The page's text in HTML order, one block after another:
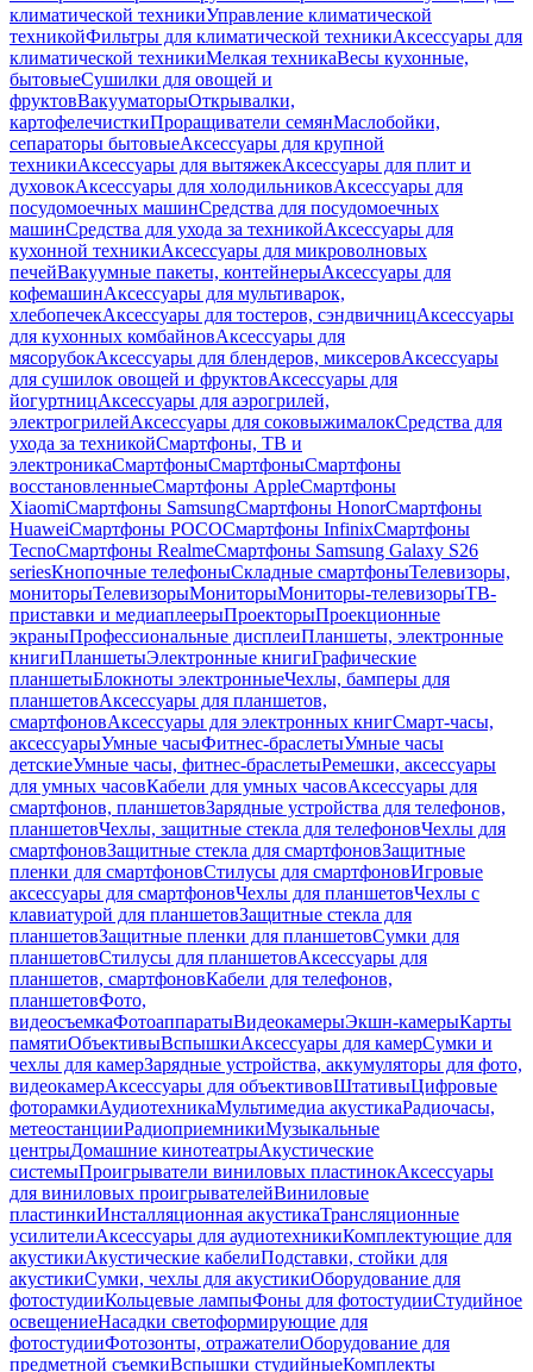
климатической техникиУправление климатической
техникойФильтры для климатической техникиАксессуары для
климатической техникиМелкая техникаВесы кухонные,
бытовыеСушилки для овощей и
фруктовВакууматорыОткрывалки,
картофелечисткиПроращиватели семянМаслобойки,
сепараторы бытовыеАксессуары для крупной
техникиАксессуары для вытяжекАксессуары для плит и
духовокАксессуары для холодильниковАксессуары для
посудомоечных машинСредства для посудомоечных
машинСредства для ухода за техникойАксессуары для
кухонной техникиАксессуары для микроволновых
печейВакуумные пакеты, контейнерыАксессуары для
кофемашинАксессуары для мультиварок,
хлебопечекАксессуары для тостеров, сэндвичницАксессуары
для кухонных комбайновАксессуары для
мясорубокАксессуары для блендеров, миксеровАксессуары
для сушилок овощей и фруктовАксессуары для
йогуртницАксессуары для аэрогрилей,
электрогрилейАксессуары для соковыжималокСредства для
ухода за техникойСмартфоны, ТВ и
электроникаСмартфоныСмартфоныСмартфоны
восстановленныеСмартфоны AppleСмартфоны
XiaomiСмартфоны SamsungСмартфоны HonorСмартфоны
HuaweiСмартфоны POCOСмартфоны InfinixСмартфоны
TecnoСмартфоны RealmeСмартфоны Samsung Galaxy S26
seriesКнопочные телефоныСкладные смартфоныТелевизоры,
мониторыТелевизорыМониторыМониторы-телевизорыТВ-
приставки и медиаплеерыПроекторыПроекционные
экраныПрофессиональные дисплеиПланшеты, электронные
книгиПланшетыЭлектронные книгиГрафические
планшетыБлокноты электронныеЧехлы, бамперы для
планшетовАксессуары для планшетов,
смартфоновАксессуары для электронных книгСмарт-часы,
аксессуарыУмные часыФитнес-браслетыУмные часы
детскиеУмные часы, фитнес-браслетыРемешки, аксессуары
для умных часовКабели для умных часовАксессуары для
смартфонов, планшетовЗарядные устройства для телефонов,
планшетовЧехлы, защитные стекла для телефоновЧехлы для
смартфоновЗащитные стекла для смартфоновЗащитные
пленки для смартфоновСтилусы для смартфоновИгровые
аксессуары для смартфоновЧехлы для планшетовЧехлы с
клавиатурой для планшетовЗащитные стекла для
планшетовЗащитные пленки для планшетовСумки для
планшетовСтилусы для планшетовАксессуары для
планшетов, смартфоновКабели для телефонов,
планшетовФото,
видеосъемкаФотоаппаратыВидеокамерыЭкшн-камерыКарты
памятиОбъективыВспышкиАксессуары для камерСумки и
чехлы для камерЗарядные устройства, аккумуляторы для фото,
видеокамерАксессуары для объективовШтативыЦифровые
фоторамкиАудиотехникаМультимедиа акустикаРадиочасы,
метеостанцииРадиоприемникиМузыкальные
центрыДомашние кинотеатрыАкустические
системыПроигрыватели виниловых пластинокАксессуары
для виниловых проигрывателейВиниловые
пластинкиИнсталляционная акустикаТрансляционные
усилителиАксессуары для аудиотехникиКомплектующие для
акустикиАкустические кабелиПодставки, стойки для
акустикиСумки, чехлы для акустикиОборудование для
фотостудииКольцевые лампыФоны для фотостудииСтудийное
освещениеНасадки светоформирующие для
фотостудииФотозонты, отражателиОборудование для
предметной съемкиВспышки студийныеКомплекты